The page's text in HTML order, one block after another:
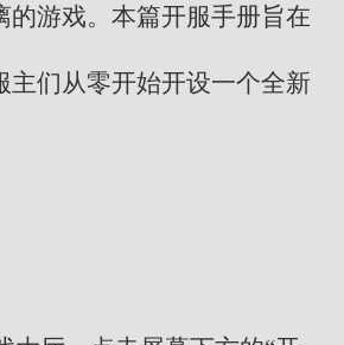
的游戏。本篇开服手册旨在
主们从零开始开设一个全新